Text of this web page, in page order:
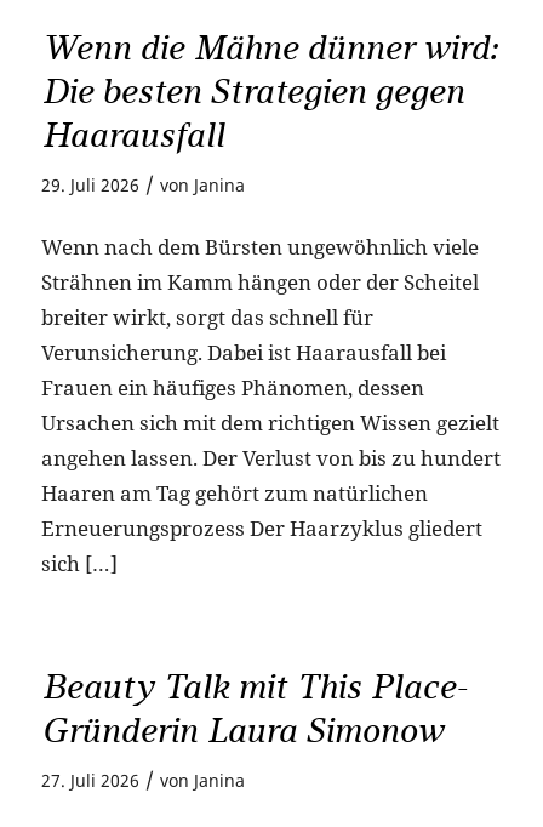
Wenn die Mähne dünner wird:
Die besten Strategien gegen
Haarausfall
29. Juli 2026 / von Janina
Wenn nach dem Bürsten ungewöhnlich viele
Strähnen im Kamm hängen oder der Scheitel
breiter wirkt, sorgt das schnell für
Verunsicherung. Dabei ist Haarausfall bei
Frauen ein häufiges Phänomen, dessen
Ursachen sich mit dem richtigen Wissen gezielt
angehen lassen. Der Verlust von bis zu hundert
Haaren am Tag gehört zum natürlichen
Erneuerungsprozess Der Haarzyklus gliedert
sich […]
Beauty Talk mit This Place-
Gründerin Laura Simonow
27. Juli 2026 / von Janina